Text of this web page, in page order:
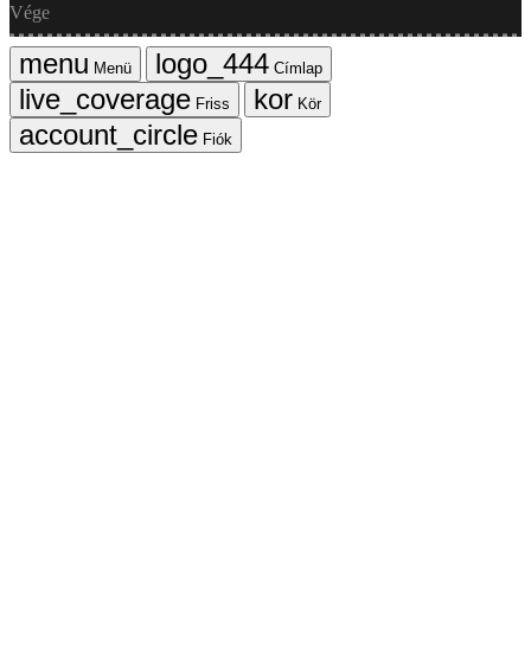
Vége
Menü
Címlap
Friss
Kör
Fiók